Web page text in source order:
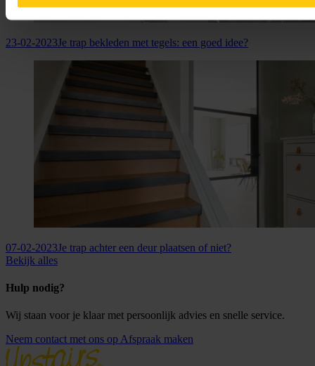
23-02-2023Je trap bekleden met tegels: een goed idee?
07-02-2023Je trap achter een deur plaatsen of niet?
Bekijk alles
Hulp nodig?
Wij staan voor je klaar met persoonlijk advies en snelle service.
Neem contact met ons op Afspraak maken